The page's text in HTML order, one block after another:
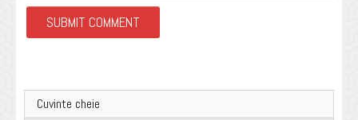
Cuvinte cheie